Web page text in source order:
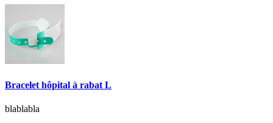
Bracelet hôpital à rabat L
blablabla